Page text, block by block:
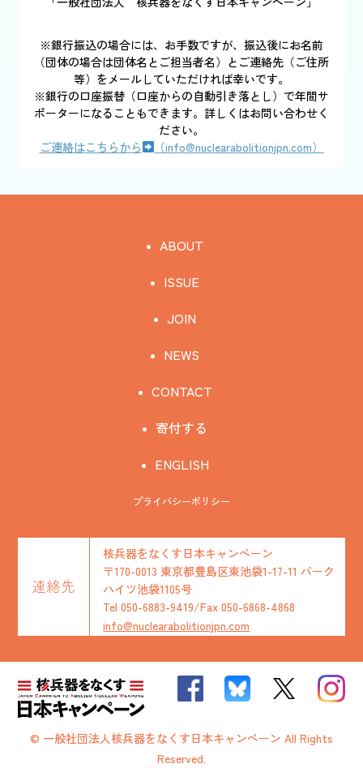
※銀行振込の場合には、お手数ですが、振込後にお名前
（団体の場合は団体名とご担当者名）とご連絡先（ご住所
等）をメールしていただければ幸いです。
※銀行の口座振替（口座からの自動引き落とし）で年間サ
ポーターになることもできます。詳しくはお問い合わせく
ださい。
ご連絡はこちらから
（info@nuclearabolitionjpn.com）
ABOUT
ISSUE
JOIN
NEWS
CONTACT
寄付する
ENGLISH
プライバシーポリシー
連絡先
核兵器をなくす日本キャンペーン
〒170-0013 東京都豊島区東池袋1-17-11 パーク
ハイツ池袋1105号
Tel 050-6883-9419/Fax 050-6868-4868
info@nuclearabolitionjpn.com
© 一般社団法人核兵器をなくす日本キャンペーン All Rights
Reserved.